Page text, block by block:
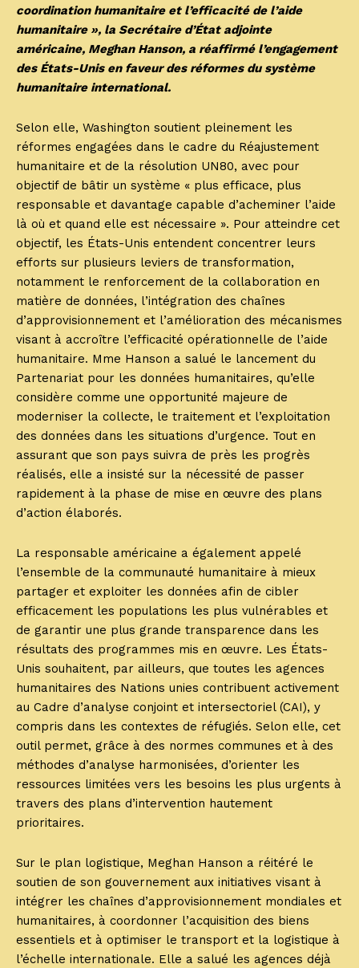
coordination humanitaire et l’efficacité de l’aide
humanitaire », la Secrétaire d’État adjointe
américaine, Meghan Hanson, a réaffirmé l’engagement
des États-Unis en faveur des réformes du système
humanitaire international.
Selon elle, Washington soutient pleinement les
réformes engagées dans le cadre du Réajustement
humanitaire et de la résolution UN80, avec pour
objectif de bâtir un système « plus efficace, plus
responsable et davantage capable d’acheminer l’aide
là où et quand elle est nécessaire ». Pour atteindre cet
objectif, les États-Unis entendent concentrer leurs
efforts sur plusieurs leviers de transformation,
notamment le renforcement de la collaboration en
matière de données, l’intégration des chaînes
d’approvisionnement et l’amélioration des mécanismes
visant à accroître l’efficacité opérationnelle de l’aide
humanitaire. Mme Hanson a salué le lancement du
Partenariat pour les données humanitaires, qu’elle
considère comme une opportunité majeure de
moderniser la collecte, le traitement et l’exploitation
des données dans les situations d’urgence. Tout en
assurant que son pays suivra de près les progrès
réalisés, elle a insisté sur la nécessité de passer
rapidement à la phase de mise en œuvre des plans
d’action élaborés.
La responsable américaine a également appelé
l’ensemble de la communauté humanitaire à mieux
partager et exploiter les données afin de cibler
efficacement les populations les plus vulnérables et
de garantir une plus grande transparence dans les
résultats des programmes mis en œuvre. Les États-
Unis souhaitent, par ailleurs, que toutes les agences
humanitaires des Nations unies contribuent activement
au Cadre d’analyse conjoint et intersectoriel (CAI), y
compris dans les contextes de réfugiés. Selon elle, cet
outil permet, grâce à des normes communes et à des
méthodes d’analyse harmonisées, d’orienter les
ressources limitées vers les besoins les plus urgents à
travers des plans d’intervention hautement
prioritaires.
Sur le plan logistique, Meghan Hanson a réitéré le
soutien de son gouvernement aux initiatives visant à
intégrer les chaînes d’approvisionnement mondiales et
humanitaires, à coordonner l’acquisition des biens
essentiels et à optimiser le transport et la logistique à
l’échelle internationale. Elle a salué les agences déjà